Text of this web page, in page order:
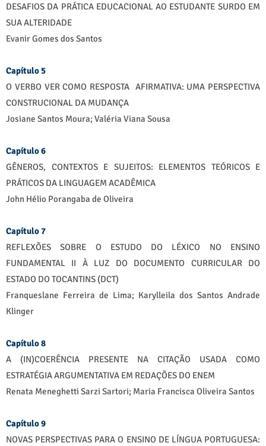
DESAFIOS DA PRÁTICA EDUCACIONAL AO ESTUDANTE SURDO EM
SUA ALTERIDADE
Evanir Gomes dos Santos
Capítulo 5
O VERBO VER COMO RESPOSTA AFIRMATIVA: UMA PERSPECTIVA
CONSTRUCIONAL DA MUDANÇA
Josiane Santos Moura; Valéria Viana Sousa
Capítulo 6
GÊNEROS, CONTEXTOS E SUJEITOS: ELEMENTOS TEÓRICOS E
PRÁTICOS DA LINGUAGEM ACADÊMICA
John Hélio Porangaba de Oliveira
Capítulo 7
REFLEXÕES SOBRE O ESTUDO DO LÉXICO NO ENSINO
FUNDAMENTAL II À LUZ DO DOCUMENTO CURRICULAR DO
ESTADO DO TOCANTINS (DCT)
Franqueslane Ferreira de Lima; Karylleila dos Santos Andrade
Klinger
Capítulo 8
A (IN)COERÊNCIA PRESENTE NA CITAÇÃO USADA COMO
ESTRATÉGIA ARGUMENTATIVA EM REDAÇÕES DO ENEM
Renata Meneghetti Sarzi Sartori; Maria Francisca Oliveira Santos
Capítulo 9
NOVAS PERSPECTIVAS PARA O ENSINO DE LÍNGUA PORTUGUESA: